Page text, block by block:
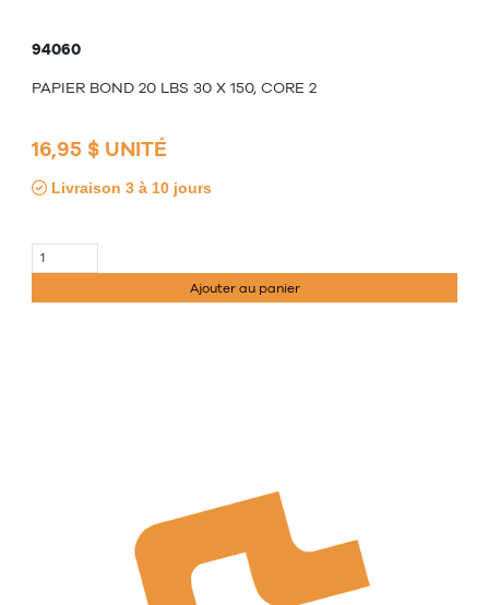
94060
PAPIER BOND 20 LBS 30 X 150, CORE 2
16,95 $ UNITÉ
Livraison 3 à 10 jours
Ajouter au panier